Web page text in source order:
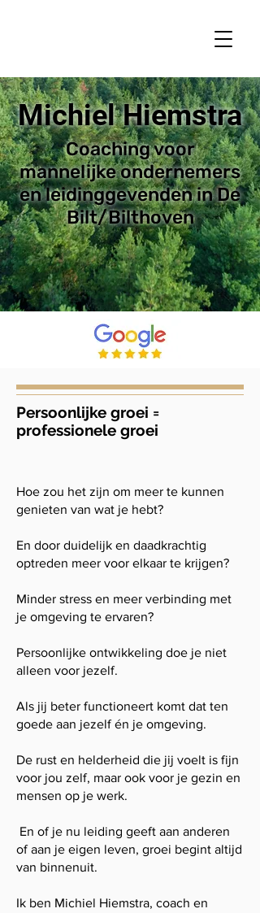
Michiel Hiemstra
Coaching voor
mannelijke ondernemers
en leidinggevenden in De
Bilt/Bilthoven
Persoonlijke groei =
professionele groei
Hoe zou het zijn om meer te kunnen
genieten van wat je hebt?​
En door duidelijk en daadkrachtig
optreden meer voor elkaar te krijgen?
Minder stress en meer verbinding met
je omgeving te ervaren?
Persoonlijke ontwikkeling doe je niet
alleen voor jezelf.
Als jij beter functioneert komt dat ten
goede aan jezelf én je omgeving.
De rust en helderheid die jij voelt is fijn
voor jou zelf, maar ook voor je gezin en
mensen op je werk.
En of je nu leiding geeft aan anderen
of aan je eigen leven, groei begint altijd
van binnenuit.
Ik ben Michiel Hiemstra, coach en